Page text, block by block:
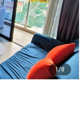
1/8